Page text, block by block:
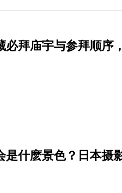
必拜庙宇与参拜顺序
什麽景色？日本摄